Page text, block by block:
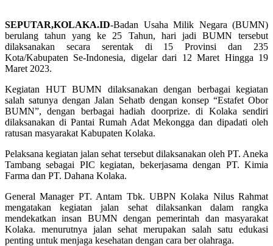
SEPUTAR,KOLAKA.ID-Badan Usaha Milik Negara (BUMN)
berulang tahun yang ke 25 Tahun, hari jadi BUMN tersebut
dilaksanakan secara serentak di 15 Provinsi dan 235
Kota/Kabupaten Se-Indonesia, digelar dari 12 Maret Hingga 19
Maret 2023.
Kegiatan HUT BUMN dilaksanakan dengan berbagai kegiatan
salah satunya dengan Jalan Sehatb dengan konsep “Estafet Obor
BUMN”, dengan berbagai hadiah doorprize. di Kolaka sendiri
dilaksanakan di Pantai Rumah Adat Mekongga dan dipadati oleh
ratusan masyarakat Kabupaten Kolaka.
Pelaksana kegiatan jalan sehat tersebut dilaksanakan oleh PT. Aneka
Tambang sebagai PIC kegiatan, bekerjasama dengan PT. Kimia
Farma dan PT. Dahana Kolaka.
General Manager PT. Antam Tbk. UBPN Kolaka Nilus Rahmat
mengatakan kegiatan jalan sehat dilaksankan dalam rangka
mendekatkan insan BUMN dengan pemerintah dan masyarakat
Kolaka. menurutnya jalan sehat merupakan salah satu edukasi
penting untuk menjaga kesehatan dengan cara ber olahraga.